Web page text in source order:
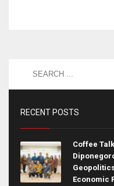
RECENT POSTS
Coffee
Economic